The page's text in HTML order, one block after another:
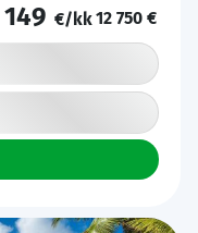
149 €/kk12 750 €